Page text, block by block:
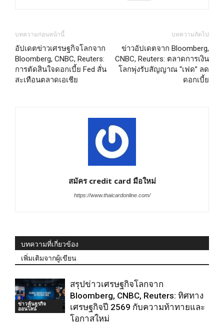
บทความก่อนหน้านี้
อัปเดตข่าวเศรษฐกิจโลกจาก
Bloomberg, CNBC, Reuters:
การตัดสินใจดอกเบี้ย Fed สั่น
สะเทือนตลาดเอเชีย
บทความถัดไป
ข่าวอัปเดตจาก Bloomberg,
CNBC, Reuters: ตลาดการเงิน
โลกพุ่งรับสัญญาณ “เฟด” ลด
ดอกเบี้ย
สมัคร credit card มือใหม่
https://www.thaicardonline.com/
บทความที่เกี่ยวข้อง
เพิ่มเติมจากผู้เขียน
ข่าวหุ้นธุรกิจ
ออนไลน์
สรุปข่าวเศรษฐกิจโลกจาก
Bloomberg, CNBC, Reuters: ทิศทาง
เศรษฐกิจปี 2569 กับความท้าทายและ
โอกาสใหม่